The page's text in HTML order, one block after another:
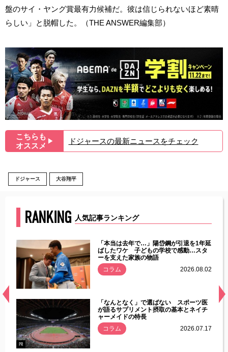
盤のサイ・ヤング賞最有力候補だ。彼は信じられないほど素晴
らしい」と脱帽した。（THE ANSWER編集部）
こちらも
オススメ ▶︎ ドジャースの最新ニュースをチェック
ドジャース 大谷翔平
RANKING 人気記事ランキング
常
「本当は去年で…」陽岱鋼が引退を1年延
ばしたワケ 子どもの学校で感動…スタ
ーを支えた家族の物語
コラム
2026.08.02
PR
「なんとなく」で選ばない スポーツ医
が語るサプリメント摂取の基本とネイチ
ャーメイドの特長
コラム
2026.07.17